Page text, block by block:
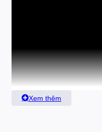
Xem thêm